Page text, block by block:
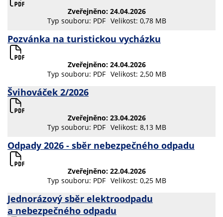
Zveřejněno: 24.04.2026
Typ souboru: PDF Velikost: 0,78 MB
Pozvánka na turistickou vycházku
Zveřejněno: 24.04.2026
Typ souboru: PDF Velikost: 2,50 MB
Švihováček 2/2026
Zveřejněno: 23.04.2026
Typ souboru: PDF Velikost: 8,13 MB
Odpady 2026 - sběr nebezpečného odpadu
Zveřejněno: 22.04.2026
Typ souboru: PDF Velikost: 0,25 MB
Jednorázový sběr elektroodpadu
a nebezpečného odpadu